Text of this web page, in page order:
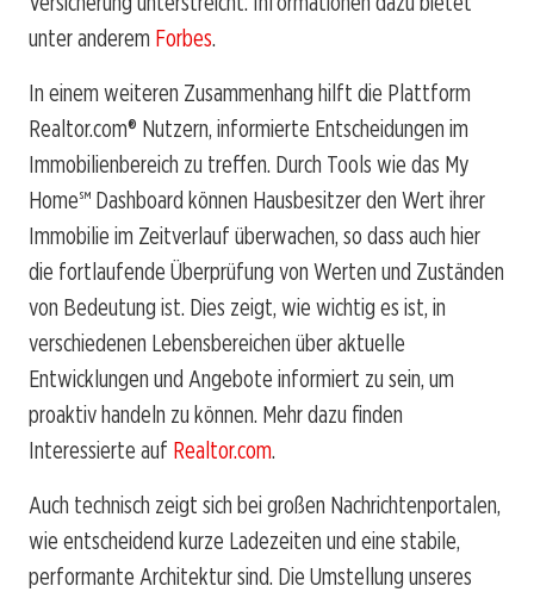
unter anderem Forbes.
In einem weiteren Zusammenhang hilft die Plattform
Realtor.com® Nutzern, informierte Entscheidungen im
Immobilienbereich zu treffen. Durch Tools wie das My
Home℠ Dashboard können Hausbesitzer den Wert ihrer
Immobilie im Zeitverlauf überwachen, so dass auch hier
die fortlaufende Überprüfung von Werten und Zuständen
von Bedeutung ist. Dies zeigt, wie wichtig es ist, in
verschiedenen Lebensbereichen über aktuelle
Entwicklungen und Angebote informiert zu sein, um
proaktiv handeln zu können. Mehr dazu finden
Interessierte auf Realtor.com.
Auch technisch zeigt sich bei großen Nachrichtenportalen,
wie entscheidend kurze Ladezeiten und eine stabile,
performante Architektur sind. Die Umstellung unseres